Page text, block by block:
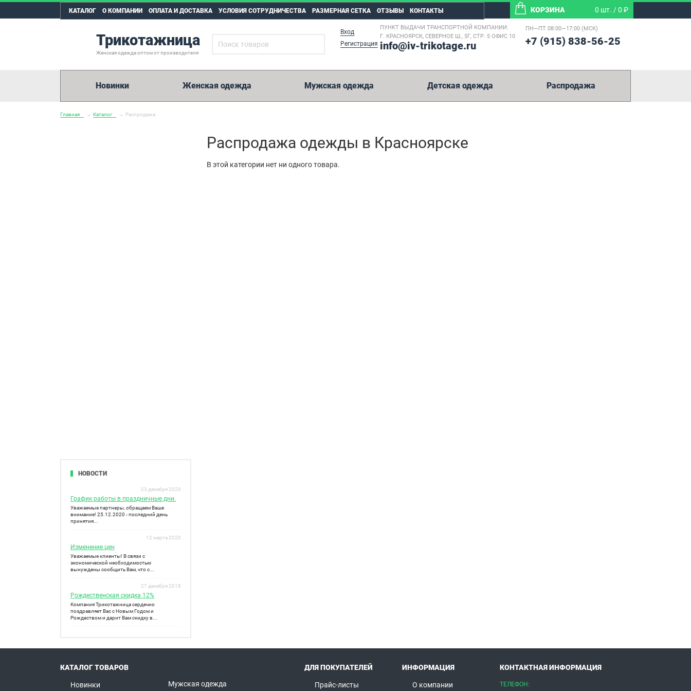
КАТАЛОГ О КОМПАНИИ ОПЛАТА И ДОСТАВКА УСЛОВИЯ СОТРУДНИЧЕСТВА РАЗМЕРНАЯ СЕТКА ОТЗЫВЫ КОНТАКТЫ КОРЗИНА 0 шт. / 0 ₽
Трикотажница
Женская одежда оптом от производителя
Вход
Регистрация
ПУНКТ ВЫДАЧИ ТРАНСПОРТНОЙ КОМПАНИИ:
Г. КРАСНОЯРСК, СЕВЕРНОЕ Ш., 5Г, СТР. 5 ОФИС 10
info@iv-trikotage.ru
ПН—ПТ 08:00—17:00 (МСК)
+7 (915) 838-56-25
Новинки Женская одежда Мужская одежда Детская одежда Распродажа
Главная → Каталог → Распродажа
НОВОСТИ
23 декабря 2020
График работы в праздничные дни.
Уважаемые партнеры, обращаем Ваше
внимание! 25.12.2020 - последний день
принятия...
12 марта 2020
Изменение цен
Уважаемые клиенты! В связи с
экономической необходимостью
вынуждены сообщить Вам, что с...
27 декабря 2018
Рождественская скидка 12%
Компания Трикотажница сердечно
поздравляет Вас с Новым Годом и
Рождеством и дарит Вам скидку в...
Распродажа одежды в Красноярске
В этой категории нет ни одного товара.
КАТАЛОГ ТОВАРОВ
Новинки Мужская одежда
ДЛЯ ПОКУПАТЕЛЕЙ
Прайс-листы
ИНФОРМАЦИЯ
О компании
КОНТАКТНАЯ ИНФОРМАЦИЯ
ТЕЛЕФОН: